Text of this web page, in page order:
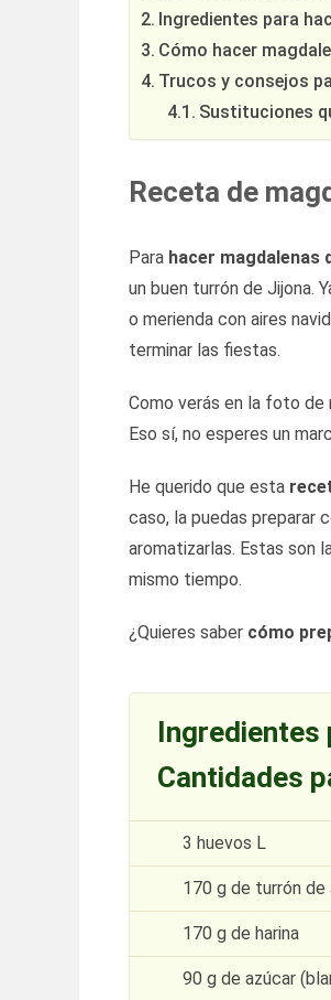
Ingredientes para
Cómo hacer
Trucos y consejos
Sustituciones
Receta de
Para hacer magdalenas
un buen turrón de Jijona.
o merienda con aires
terminar las fiestas.
Como verás en la foto de
Eso sí, no esperes un
He querido que esta
caso, la puedas preparar
aromatizarlas. Estas son
mismo tiempo.
¿Quieres saber cómo
Ingredientes
Cantidades
3 huevos L
170 g de turrón de
170 g de harina
90 g de azúcar